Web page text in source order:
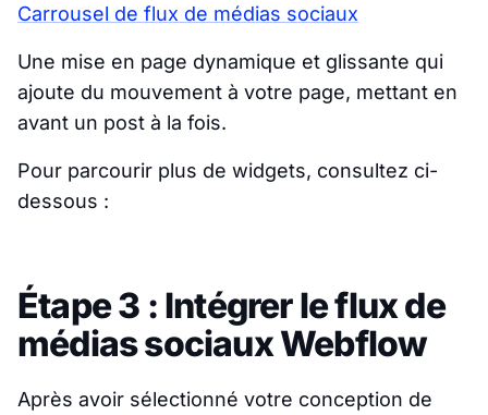
Carrousel de flux de médias sociaux
Une mise en page dynamique et glissante qui
ajoute du mouvement à votre page, mettant en
avant un post à la fois.
Pour parcourir plus de widgets, consultez ci-
dessous :
Étape 3 : Intégrer le flux de
médias sociaux Webflow
Après avoir sélectionné votre conception de